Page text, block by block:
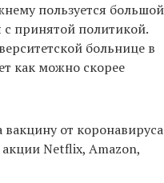
пользуется большой
с принятой политикой.
больнице в
как можно скорее
вакцину от коронавируса
Netflix, Amazon,